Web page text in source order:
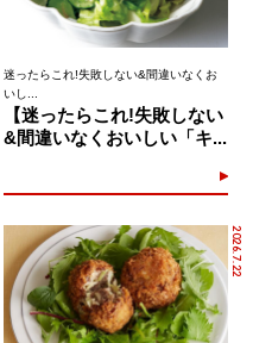
迷ったらこれ!失敗しない&間違いなくお
いし...
【迷ったらこれ!失敗しない
&間違いなくおいしい「キ...
2026.7.22